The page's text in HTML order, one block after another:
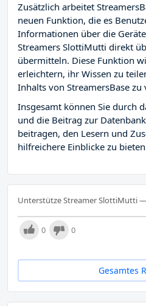
Zusätzlich arbeitet
neuen Funktion, die es
Informationen über die
Streamers SlottiMutti direkt
übermitteln. Diese Funktion
erleichtern, ihr Wissen zu
Inhalts von StreamersBase zu
Insgesamt können Sie durch
und die Beitrag zur
beitragen, den Lesern und
hilfreichere Einblicke zu
Unterstütze Streamer SlottiMutti
0 0
Gesamtes